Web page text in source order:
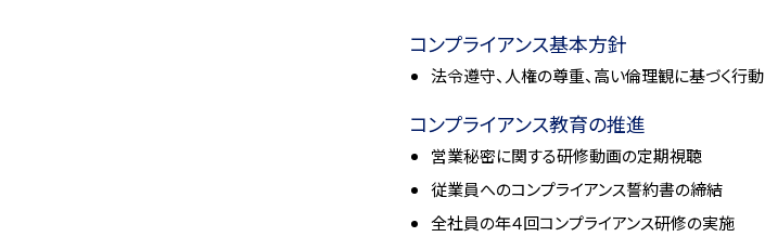
コンプライアンス基本方針
法令遵守、人権の尊重、高い倫理観に基づく行動
コンプライアンス教育の推進
営業秘密に関する研修動画の定期視聴
従業員へのコンプライアンス誓約書の締結
全社員の年４回コンプライアンス研修の実施